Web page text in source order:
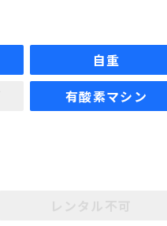
自重
有酸素マシン